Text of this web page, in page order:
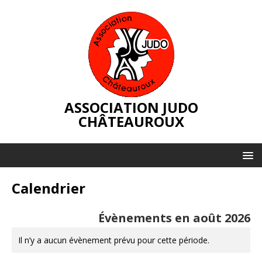
ASSOCIATION JUDO
CHÂTEAUROUX
Calendrier
Évènements en août 2026
Il n’y a aucun évènement prévu pour cette période.